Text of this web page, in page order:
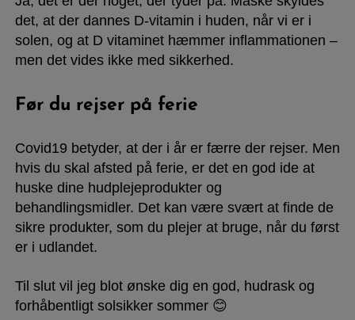
det, at der dannes D-vitamin i huden, når vi er i
solen, og at D vitaminet hæmmer inflammationen –
men det vides ikke med sikkerhed.
Før du rejser på ferie
Covid19 betyder, at der i år er færre der rejser. Men
hvis du skal afsted på ferie, er det en god ide at
huske dine hudplejeprodukter og
behandlingsmidler. Det kan være svært at finde de
sikre produkter, som du plejer at bruge, når du først
er i udlandet.
Til slut vil jeg blot ønske dig en god, hudrask og
forhåbentligt solsikker sommer 😊